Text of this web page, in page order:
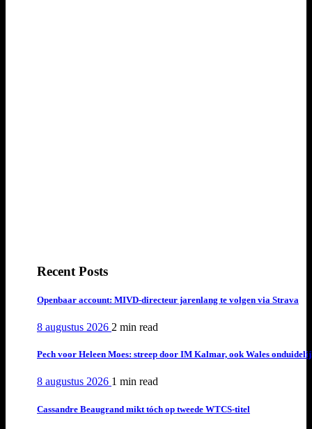
Recent Posts
Openbaar account: MIVD-directeur jarenlang te volgen via Strava
8 augustus 2026 2 min read
Pech voor Heleen Moes: streep door IM Kalmar, ook Wales
8 augustus 2026 1 min read
Cassandre Beaugrand mikt tóch op tweede WTCS-titel